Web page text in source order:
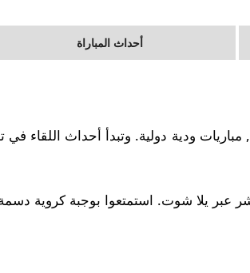
أحداث المباراة
دولي, مباريات ودية دولية. وتبدأ أحداث اللقاء في
عبر يلا شوت. استمتعوا بوجبة كروية